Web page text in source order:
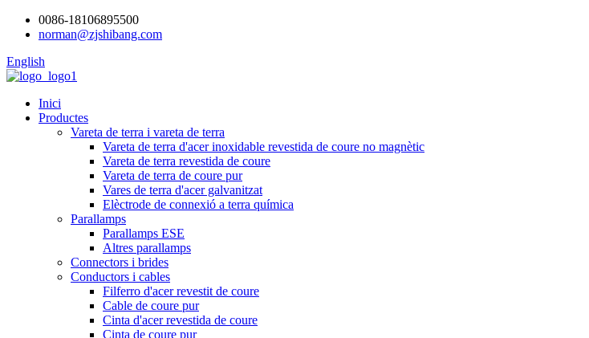
0086-18106895500
norman@zjshibang.com
English
Inici
Productes
Vareta de terra i vareta de terra
Vareta de terra d'acer inoxidable revestida de coure no magnètic
Vareta de terra revestida de coure
Vareta de terra de coure pur
Vares de terra d'acer galvanitzat
Elèctrode de connexió a terra química
Parallamps
Parallamps ESE
Altres parallamps
Connectors i brides
Conductors i cables
Filferro d'acer revestit de coure
Cable de coure pur
Cinta d'acer revestida de coure
Cinta de coure pur